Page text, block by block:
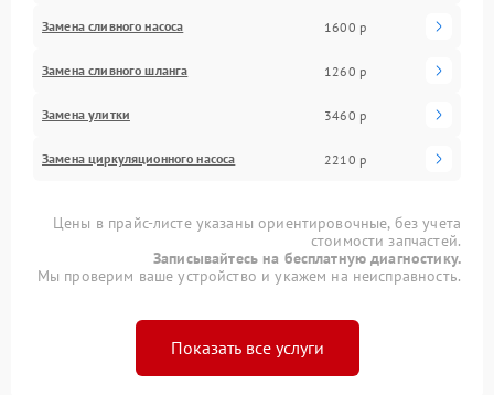
Замена сливного насоса 1600 р
Замена сливного шланга 1260 р
Замена улитки 3460 р
Замена циркуляционного насоса 2210 р
Цены в прайс-листе указаны ориентировочные, без учета
стоимости запчастей.
Записывайтесь на бесплатную диагностику.
Мы проверим ваше устройство и укажем на неисправность.
Показать все услуги